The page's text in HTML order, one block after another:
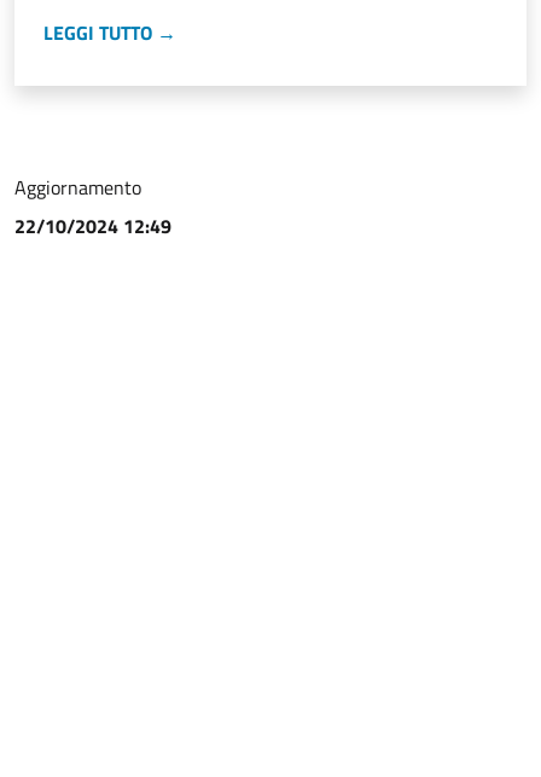
LEGGI TUTTO →
Aggiornamento
22/10/2024 12:49